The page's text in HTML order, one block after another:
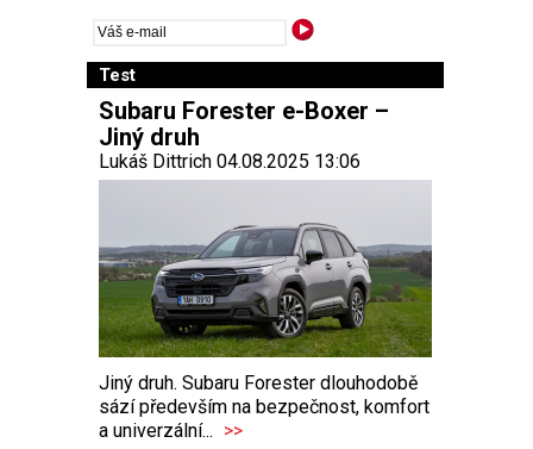
Test
Subaru Forester e-Boxer –
Jiný druh
Lukáš Dittrich 04.08.2025 13:06
Jiný druh. Subaru Forester dlouhodobě
sází především na bezpečnost, komfort
a univerzální... >>